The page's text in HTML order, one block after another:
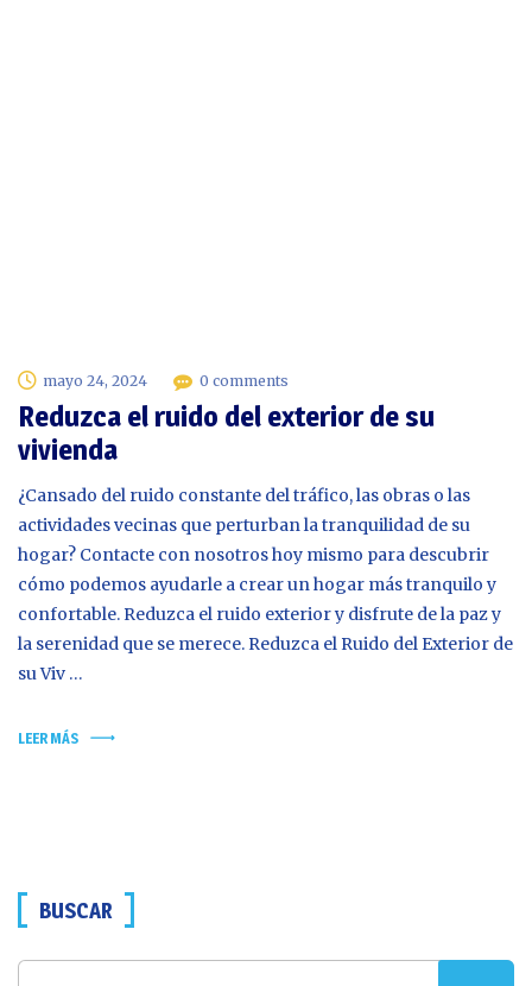
mayo 24, 2024 0 comments
Reduzca el ruido del exterior de su
vivienda
¿Cansado del ruido constante del tráfico, las obras o las
actividades vecinas que perturban la tranquilidad de su
hogar? Contacte con nosotros hoy mismo para descubrir
cómo podemos ayudarle a crear un hogar más tranquilo y
confortable. Reduzca el ruido exterior y disfrute de la paz y
la serenidad que se merece. Reduzca el Ruido del Exterior de
su Viv …
LEER MÁS
BUSCAR